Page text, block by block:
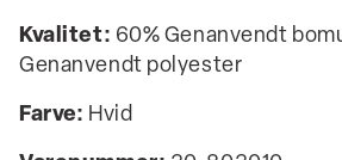
Kvalitet: 60% Genanvendt
Genanvendt polyester
Farve: Hvid